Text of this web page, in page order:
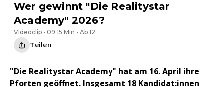
Wer gewinnt "Die Realitystar
Academy" 2026?
Videoclip • 09:15 Min • Ab 12
Teilen
"Die Realitystar Academy" hat am 16. April ihre
Pforten geöffnet. Insgesamt 18 Kandidat:innen